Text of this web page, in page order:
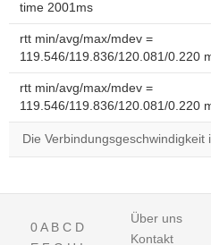
time 2001ms
rtt min/avg/max/mdev =
119.546/119.836/120.081/0.220
rtt min/avg/max/mdev =
119.546/119.836/120.081/0.220
Die
0A B C D
Über uns
Kontakt